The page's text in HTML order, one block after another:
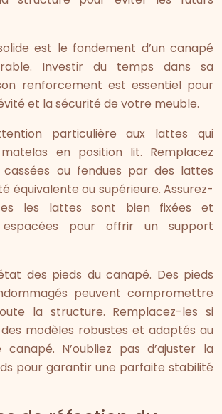
est le fondement d’un canapé
Investir du temps dans sa
renforcement est essentiel pour
et la sécurité de votre meuble.
particulière aux lattes qui
en position lit. Remplacez
ou fendues par des lattes
équivalente ou supérieure. Assurez-
les lattes sont bien fixées et
pour offrir un support
des pieds du canapé. Des pieds
peuvent compromettre
la structure. Remplacez-les si
modèles robustes et adaptés au
N’oubliez pas d’ajuster la
pour garantir une parfaite stabilité